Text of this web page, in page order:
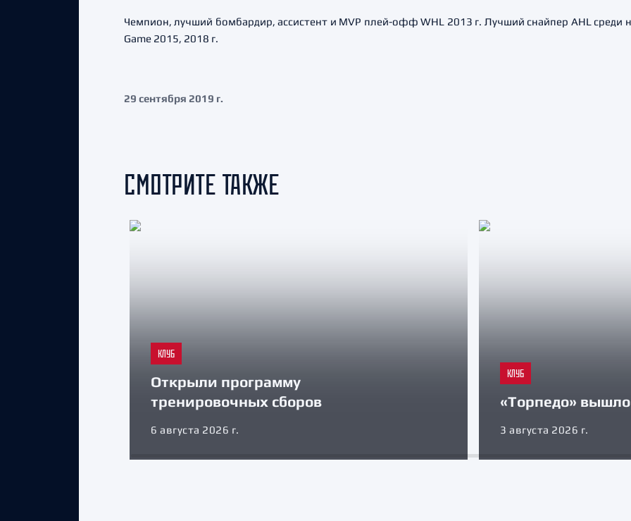
Чемпион, лучший бомбардир, ассистент и MVP плей-офф WHL 2013 г. Лучший снайпер AHL среди
Game 2015, 2018 г.
29 сентября 2019 г.
СМОТРИТЕ ТАКЖЕ
КЛУБ
Открыли программу
тренировочных сборов
6 августа 2026 г.
КЛУБ
«Торпедо» вышло
3 августа 2026 г.